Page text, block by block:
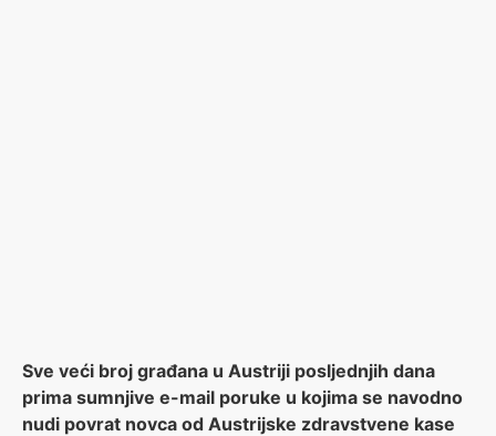
Sve veći broj građana u Austriji posljednjih dana
prima sumnjive e-mail poruke u kojima se navodno
nudi povrat novca od Austrijske zdravstvene kase